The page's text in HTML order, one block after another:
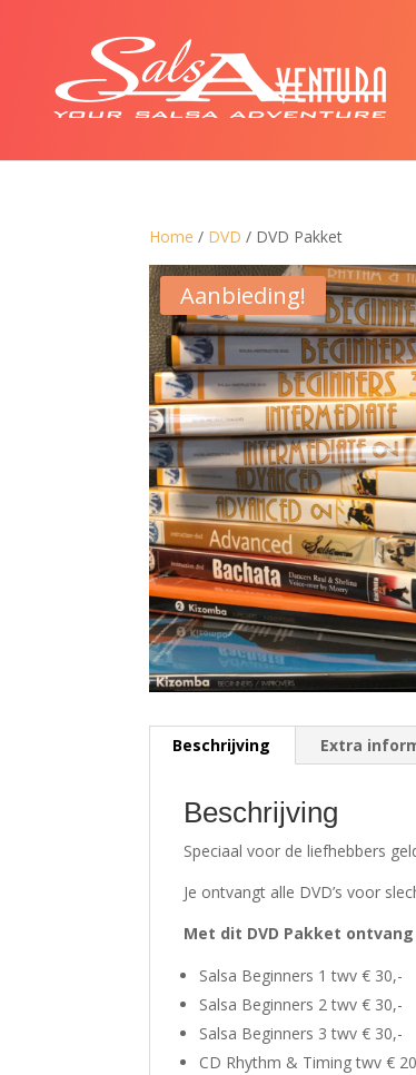
Home / DVD / DVD Pakket
Aanbieding!
Beschrijving Extra
Beschrijving
Speciaal voor de liefhebbers
Je ontvangt alle DVD’s voor
Met dit DVD Pakket ontvang
Salsa Beginners 1 twv € 30,-
Salsa Beginners 2 twv € 30,-
Salsa Beginners 3 twv € 30,-
CD Rhythm & Timing twv €